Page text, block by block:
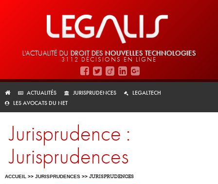
L'ACTUALITÉ DU DROIT DES NOUVELLES TECHNOLOGIES
3112 DÉCISIONS EN LIGNE
ACTUALITÉS JURISPRUDENCES
LEGALTECH
LES AVOCATS DU NET
Jurisprudence :
Jurisprudences
ACCUEIL >> JURISPRUDENCES >> JURISPRUDENCES